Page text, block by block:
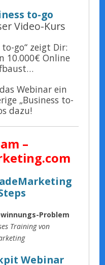
to-go
Video-Kurs
go“ zeigt Dir:
10.000€ Online
Webinar ein
„Business to-
dazu!
–
Problem
Training von
Webinar